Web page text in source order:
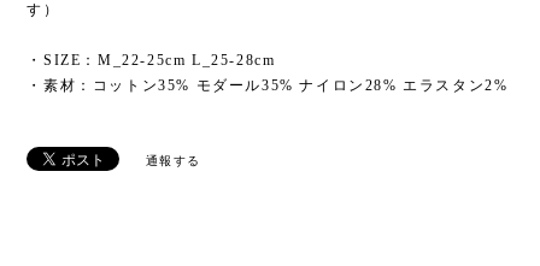
す）
・SIZE：M_22-25cm L_25-28cm
・素材：コットン35% モダール35% ナイロン28% エラスタン2%
通報する